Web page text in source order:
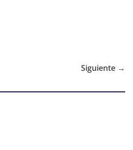
Siguiente →